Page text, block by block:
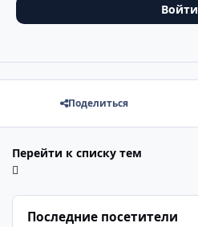
Войти
Поделиться
Перейти к списку тем
Последние посетители